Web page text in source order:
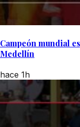
Campeón mundial
Medellín
hace 1h